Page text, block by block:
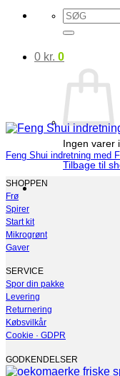
Søg
efter:
0 kr. 0
Ingen varer
Tilbage til
Feng Shui indretning med
SHOPPEN
Frø
Spirer
Start kit
Mikrogrønt
Gaver
SERVICE
Spor din pakke
Levering
Returnering
Købsvilkår
Cookie · GDPR
GODKENDELSER